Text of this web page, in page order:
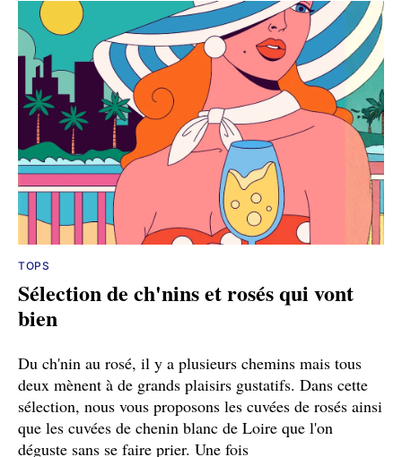
TOPS
Sélection de ch'nins et rosés qui vont
bien
Du ch'nin au rosé, il y a plusieurs chemins mais tous
deux mènent à de grands plaisirs gustatifs. Dans cette
sélection, nous vous proposons les cuvées de rosés ainsi
que les cuvées de chenin blanc de Loire que l'on
déguste sans se faire prier. Une fois